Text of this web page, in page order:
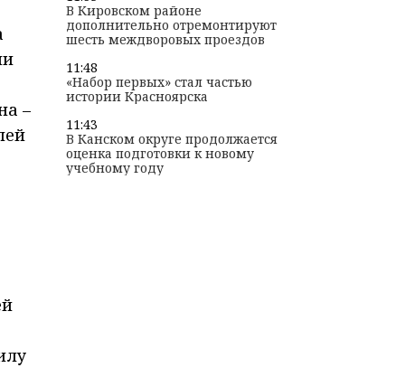
–
В Кировском районе
дополнительно отремонтируют
шесть междворовых проездов
11:48
«Набор первых» стал частью
истории Красноярска
11:43
В Канском округе продолжается
оценка подготовки к новому
учебному году